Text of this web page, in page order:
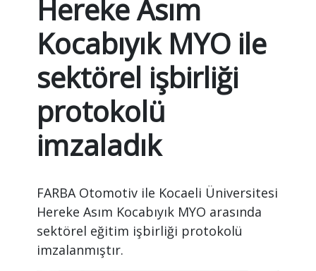
Lütfen
Cevabı
Kodu):
15+10
Hereke Asım
Kocabıyık MYO ile
sektörel işbirliği
protokolü
imzaladık
FARBA Otomotiv ile Kocaeli Üniversitesi
Hereke Asım Kocabıyık MYO arasında
sektörel eğitim işbirliği protokolü
imzalanmıştır.